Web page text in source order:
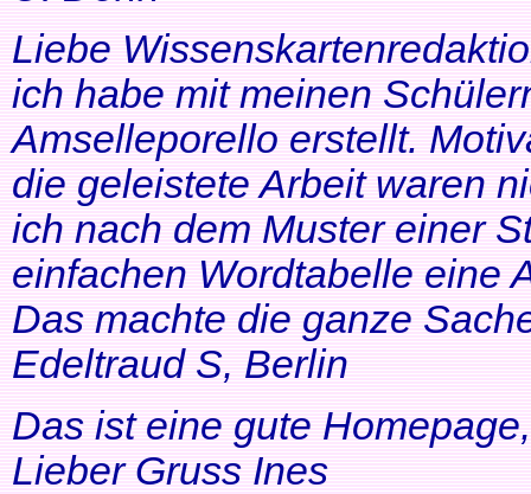
Liebe
ich habe mit meinen
Amselleporello erstellt.
die geleistete Arbeit waren
ich nach dem Muster einer
einfachen Wordtabelle eine
Das machte die ganze
Edeltraud S, Berlin
Das ist eine gute
Lieber Gruss Ines